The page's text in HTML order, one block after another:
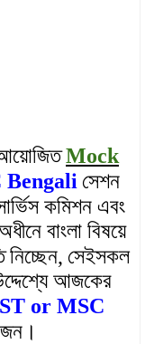
Mock
Bengali সেশন
কমিশন এবং
বাংলা বিষয়ে
নিচ্ছেন, সেইসকল
আজকের
or MSC